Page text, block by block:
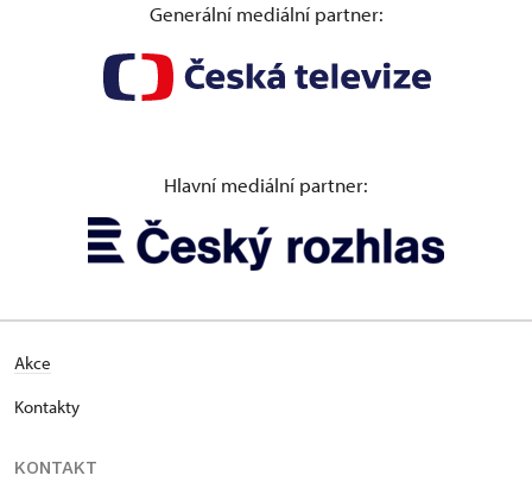
Generální mediální partner:
Hlavní mediální partner:
Akce
Kontakty
KONTAKT